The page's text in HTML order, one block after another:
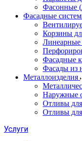
Фасонные
Фасадные
Корзины
Линеарные
Фасадные
Фасады из
Металлоизделия
Наружные
Отливы
Отливы
Услуги